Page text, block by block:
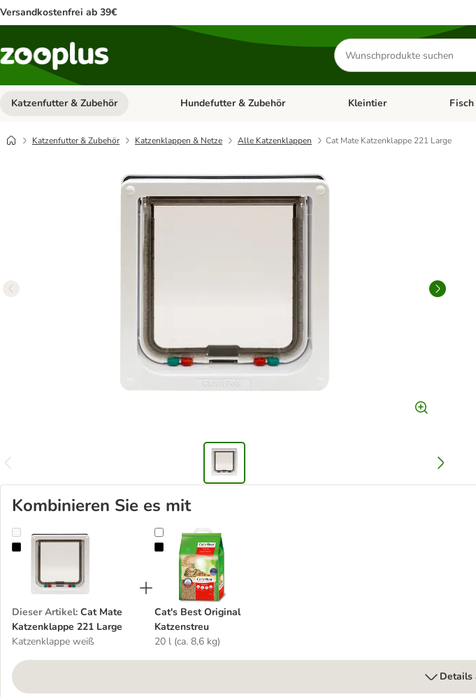
Versandkostenfrei ab 39€
Produkte
suchen
Katzenfutter & Zubehör Kategorie-Menü öffnen: Katzenfutter & Zubehör
Hundefutter & Zubehör Kategorie-Menü öffnen:
Kleintier Fisch
Katzenfutter & Zubehör Katzenklappen & Netze Alle Katzenklappen Cat Mate Katzenklappe 221 Large
Kombinieren Sie es mit
Cat Mate Katzenklappe 221 Large
Dieser Artikel: Cat Mate
Katzenklappe 221 Large
Katzenklappe weiß
Cat's Best Original Katzenstreu
Cat's Best Original
Katzenstreu
20 l (ca. 8,6 kg)
Details